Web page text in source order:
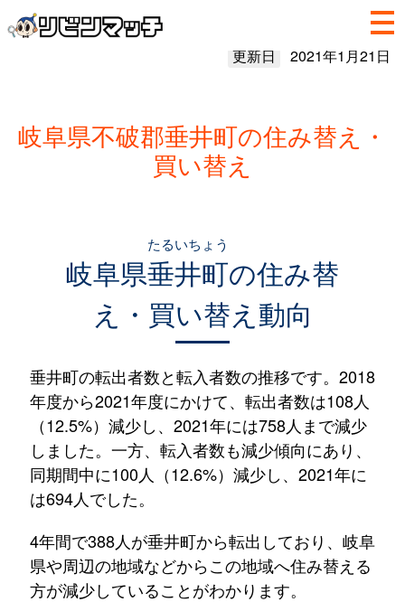
更新日 2021年1月21日
岐阜県不破郡垂井町の住み替え・
買い替え
岐阜県垂井町
たるいちょう
の住み替
え・買い替え動向
垂井町の転出者数と転入者数の推移です。2018
年度から2021年度にかけて、転出者数は108人
（12.5%）減少し、2021年には758人まで減少
しました。一方、転入者数も減少傾向にあり、
同期間中に100人（12.6%）減少し、2021年に
は694人でした。
4年間で388人が垂井町から転出しており、岐阜
県や周辺の地域などからこの地域へ住み替える
方が減少していることがわかります。